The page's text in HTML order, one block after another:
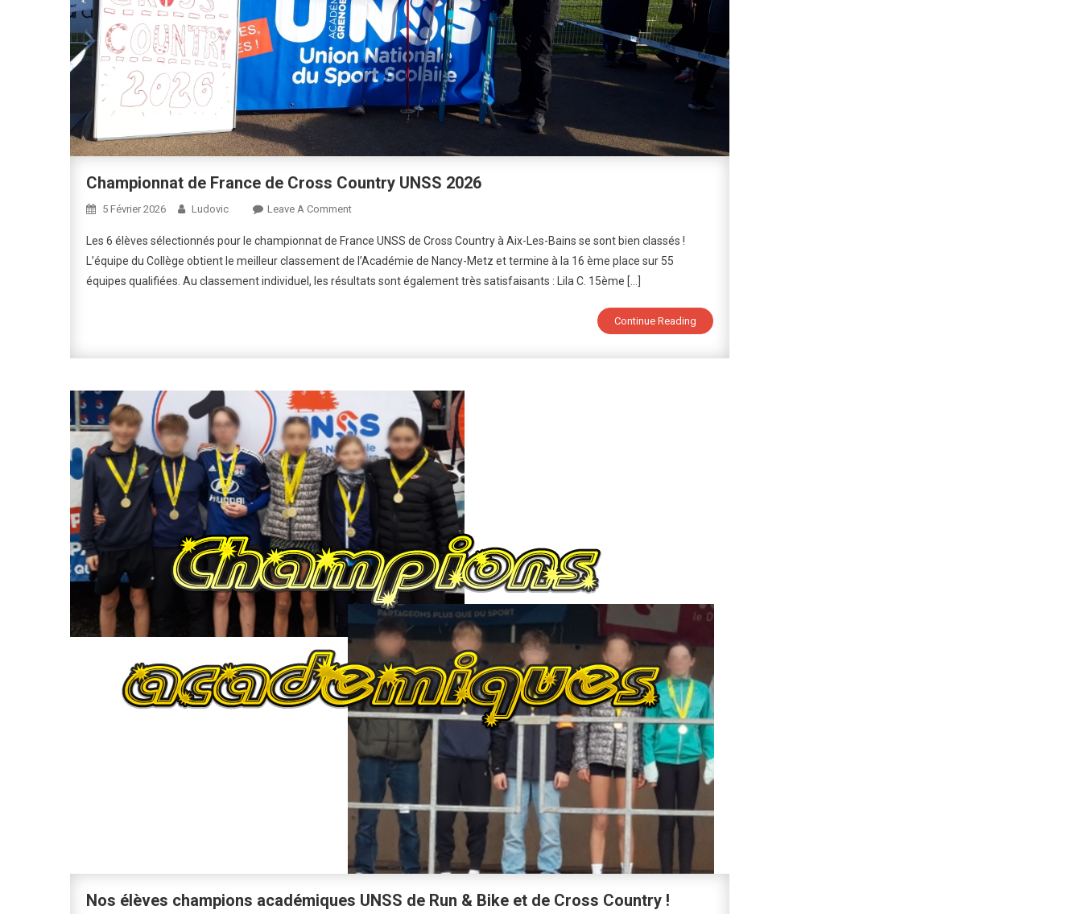
Championnat de France de Cross Country UNSS 2026
5 Février 2026 Ludovic Leave A CommentOn
De
France
De
Les 6 élèves sélectionnés pour le championnat de France UNSS de Cross Country à Aix-Les-Bains se sont bien classés !
L’équipe du Collège obtient le meilleur classement de l’Académie de Nancy-Metz et termine à la 16 ème place sur 55
équipes qualifiées. Au classement individuel, les résultats sont également très satisfaisants : Lila C. 15ème […]
Continue Reading
Nos élèves champions académiques UNSS de Run & Bike et de Cross Country !